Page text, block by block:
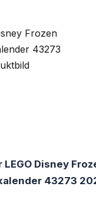
LEGO Disney
43273